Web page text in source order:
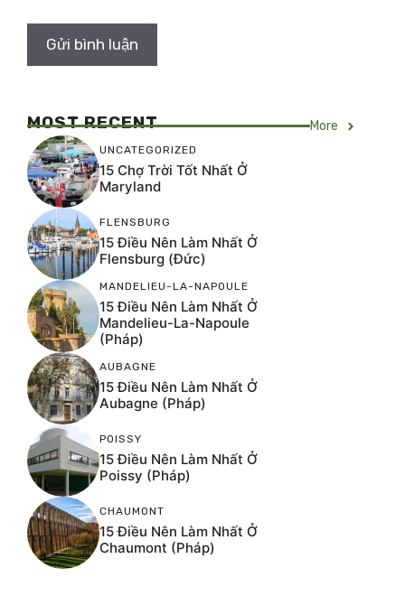
MOST RECENT More
UNCATEGORIZED
15 Chợ Trời Tốt Nhất Ở
Maryland
FLENSBURG
15 Điều Nên Làm Nhất Ở
Flensburg (Đức)
MANDELIEU-LA-NAPOULE
15 Điều Nên Làm Nhất Ở
Mandelieu-La-Napoule
(Pháp)
AUBAGNE
15 Điều Nên Làm Nhất Ở
Aubagne (Pháp)
POISSY
15 Điều Nên Làm Nhất Ở
Poissy (Pháp)
CHAUMONT
15 Điều Nên Làm Nhất Ở
Chaumont (Pháp)